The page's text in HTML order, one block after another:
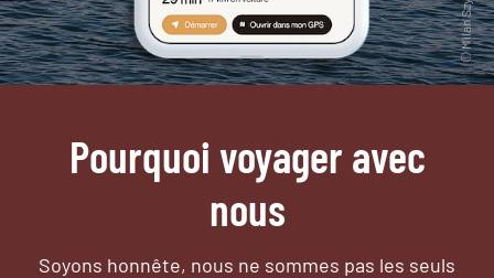
Pourquoi voyager avec
nous
Soyons honnête, nous ne sommes pas les seuls